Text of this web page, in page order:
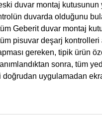
duvar montaj kutusunun
duvarda olduğunu
Geberit duvar montaj
pisuvar deşarj kontrolleri
gereken, tipik ürün
sonra, tüm
doğrudan uygulamadan